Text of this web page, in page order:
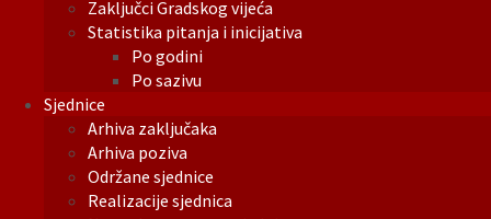
Zaključci Gradskog vijeća
Statistika pitanja i inicijativa
Po godini
Po sazivu
Sjednice
Arhiva zaključaka
Arhiva poziva
Održane sjednice
Realizacije sjednica